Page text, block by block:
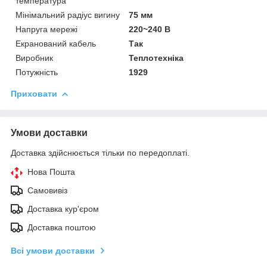
Мінімальний радіус вигину
75 мм
Напруга мережі
220~240 В
Екранований кабель
Так
Виробник
Теплотехніка
Потужність
1929
Приховати
Умови доставки
Доставка здійснюється тільки по передоплаті.
Нова Пошта
Самовивіз
Доставка кур'єром
Доставка поштою
Всі умови доставки